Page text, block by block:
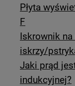
Płyta
F
Iskrownik
iskrzy/
Jaki prąd
indukcyjnej?